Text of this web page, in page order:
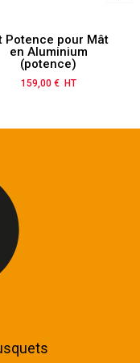
Potence pour Mât
en Aluminium
(potence)
Prix
159,00 € HT